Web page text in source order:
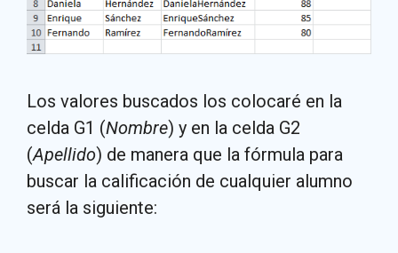
Los valores buscados los colocaré en la
celda G1 (Nombre) y en la celda G2
(Apellido) de manera que la fórmula para
buscar la calificación de cualquier alumno
será la siguiente: